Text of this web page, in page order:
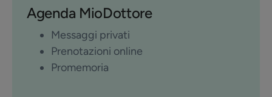
Agenda MioDottore
Messaggi privati
Prenotazioni online
Promemoria